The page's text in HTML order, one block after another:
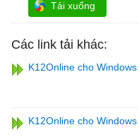
Tải xuống
Các link tải khác:
K12Online cho Windows
K12Online cho